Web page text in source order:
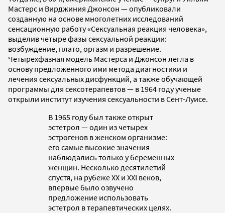
Мастерс и Вирджиния Джонсон — опубликовали
созданную на основе многолетних исследований
сенсационную работу «Сексуальная реакция человека»,
выделив четыре фазы сексуальной реакции:
возбуждение, плато, оргазм и разрешение.
Четырехфазная модель Мастерса и Джонсон легла в
основу предложенного ими метода диагностики и
лечения сексуальных дисфункций, а также обучающей
программы для сексотерапевтов — в 1964 году ученые
открыли институт изучения сексуальности в Сент-Луисе.
В 1965 году был также открыт
эстетрол — один из четырех
эстрогенов в женском организме:
его самые высокие значения
наблюдались только у беременных
женщин. Несколько десятилетий
спустя, на рубеже ХХ и ХХI веков,
впервые было озвучено
предложение использовать
эстетрол в терапевтических целях.